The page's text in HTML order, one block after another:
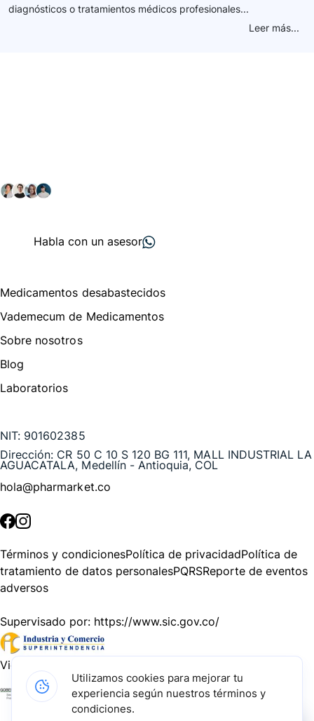
diagnósticos o tratamientos médicos profesionales...
Leer más...
Habla con un asesor
Medicamentos desabastecidos
Vademecum de Medicamentos
Sobre nosotros
Blog
Laboratorios
NIT: 901602385
Dirección: CR 50 C 10 S 120 BG 111, MALL INDUSTRIAL LA
AGUACATALA, Medellín - Antioquia, COL
hola@pharmarket.co
Términos y condicionesPolítica de privacidadPolítica de
tratamiento de datos personalesPQRSReporte de eventos
adversos
Supervisado por: https://www.sic.gov.co/
Vigilado por:
Gracias a nuestros impulsadores, podemos presentarte la
Utilizamos cookies para mejorar tu
experiencia según nuestros términos y
condiciones.